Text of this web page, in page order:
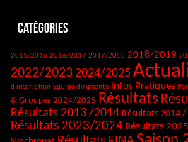
Catégories
2015/2016 2016/2017 2017/2018 2018/2019
2022/20232024/2025
d'inscription Equipe dirigeante Infos Pratiques
& Groupes 2024/2025 Résultats
Résultats 2013 /2014 Résultats 2014 /
Résultats 2023/2024 Résultats